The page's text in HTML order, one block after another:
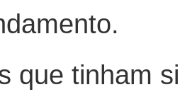
que tinham